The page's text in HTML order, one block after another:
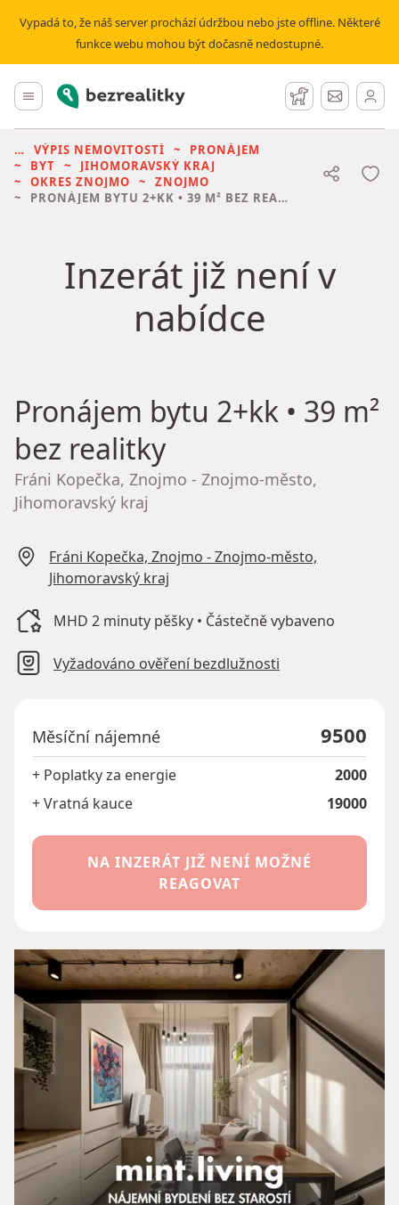
Vypadá to, že náš server prochází údržbou nebo jste offline. Některé
funkce webu mohou být dočasně nedostupné.
Hlavní menu
Bezrealitky Hlídací pes
Zprávy
VÝPIS NEMOVITOSTÍ
PRONÁJEM
BYT
JIHOMORAVSKÝ KRAJ
OKRES ZNOJMO
ZNOJMO
PRONÁJEM BYTU 2+KK • 39 M² BEZ REALITKY
Inzerát již není v
nabídce
Pronájem bytu 2+kk • 39 m²
bez realitky
Fráni Kopečka, Znojmo - Znojmo-město,
Jihomoravský kraj
Fráni Kopečka, Znojmo - Znojmo-město,
Jihomoravský kraj
MHD 2 minuty pěšky • Částečně vybaveno
Vyžadováno ověření bezdlužnosti
Měsíční nájemné 9500
+ Poplatky za energie
2000
+ Vratná kauce
19000
NA INZERÁT JIŽ NENÍ MOŽNÉ
REAGOVAT